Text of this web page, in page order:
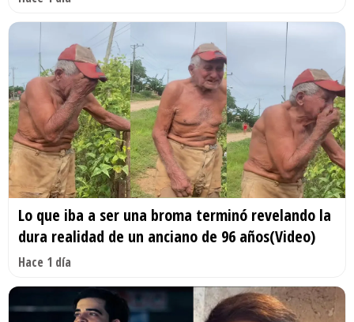
Lo que iba a ser una broma terminó revelando la
dura realidad de un anciano de 96 años(Video)
Hace 1 día